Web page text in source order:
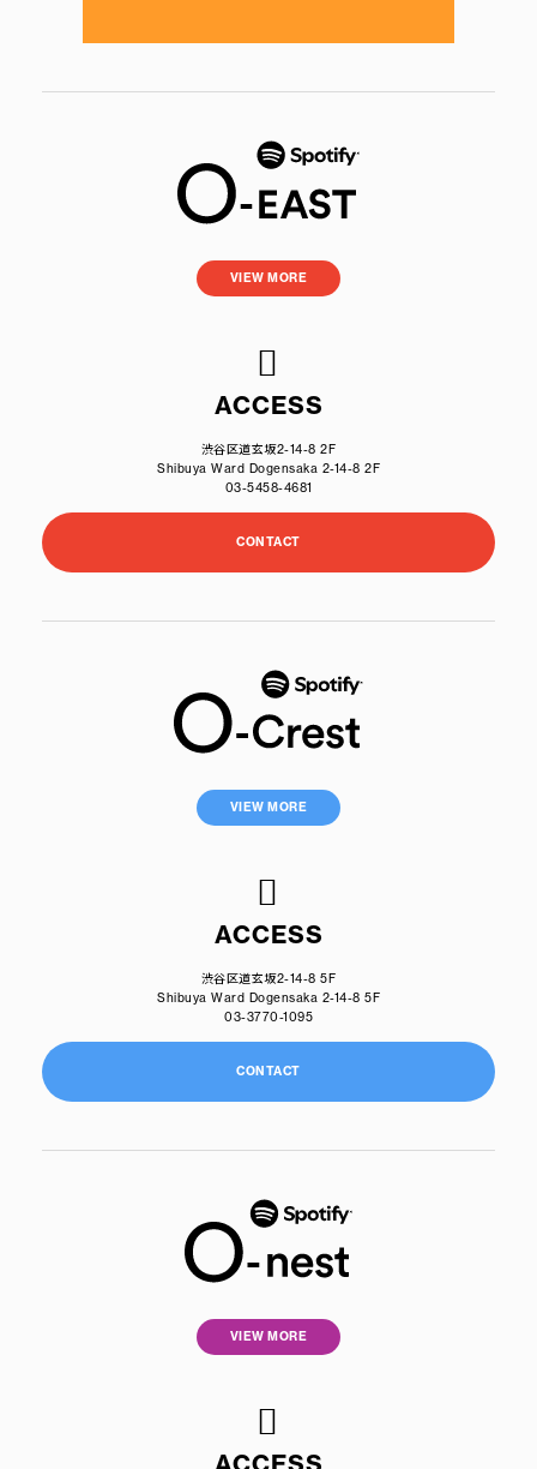
VIEW MORE
ACCESS
渋谷区道玄坂2-14-8 2F
Shibuya Ward Dogensaka 2-14-8 2F
03-5458-4681
CONTACT
VIEW MORE
ACCESS
渋谷区道玄坂2-14-8 5F
Shibuya Ward Dogensaka 2-14-8 5F
03-3770-1095
CONTACT
VIEW MORE